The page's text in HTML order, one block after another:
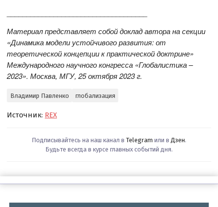
Материал представляет собой доклад автора на секции
«Динамика модели устойчивого развития: от
теоретической концепции к практической доктрине»
Международного научного конгресса «Глобалистика –
2023». Москва, МГУ, 25 октября 2023 г.
Владимир Павленко глобализация
Источник: REX
Подписывайтесь на наш канал в Telegram или в Дзен.
Будьте всегда в курсе главных событий дня.